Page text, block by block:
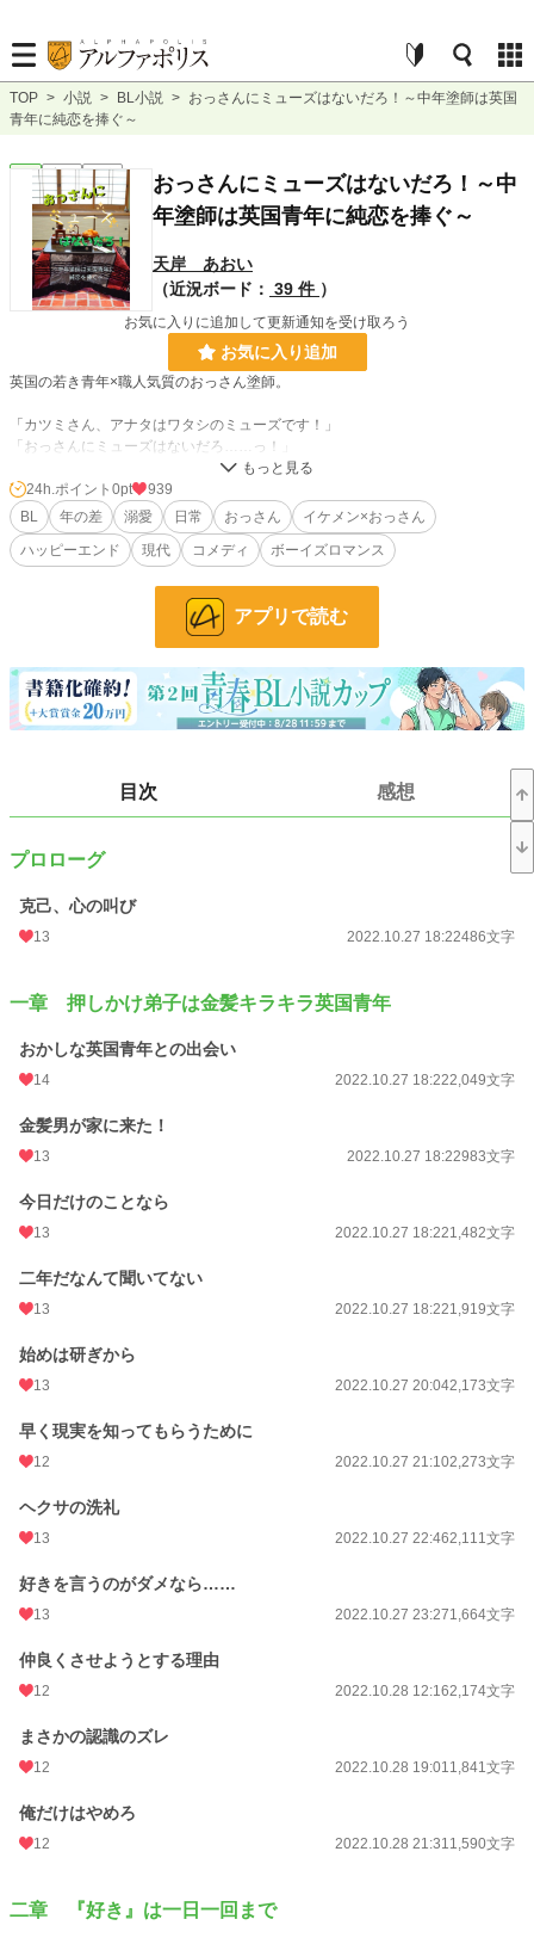
TOP > 小説 > BL小説 > おっさんにミューズはないだろ！～中年塗師は英国
青年に純恋を捧ぐ～
BL 完結 長編
おっさんにミューズはないだろ！～中
年塗師は英国青年に純恋を捧ぐ～
天岸 あおい
（近況ボード： 39 件 ）
お気に入りに追加して更新通知を受け取ろう
お気に入り追加
英国の若き青年×職人気質のおっさん塗師。
「カツミさん、アナタはワタシのミューズです！」
「おっさんにミューズはないだろ……っ！」
愛などいらぬ！が信条の中年塗師が英国青年と出会って仲を深めていくコメディ
BL。男前おっさん×伝統工芸×田舎ライフ物語。
第10回BL小説大賞エントリー作品。よろしくお願い致します！
228,629 位 / 228,629 件
31,395 位 / 31,395 件
お気に入り 59
24h.ポイント 0 pt
更新日時 2022.11.29 21:30
初回公開日時 2022.10.27 18:22
初回完結日時 2022.11.29 22:33
週間ポイント
24h.ポイント 0pt
939
BL
年の差 溺愛 日常 おっさん
イケメン×おっさん
ハッピーエンド
現代 コメディ ボーイズロマンス
アプリで読む
目次 感想
プロローグ
克己、心の叫び
13 2022.10.27 18:22486文字
一章 押しかけ弟子は金髪キラキラ英国青年
おかしな英国青年との出会い
14 2022.10.27 18:222,049文字
金髪男が家に来た！
13 2022.10.27 18:22983文字
今日だけのことなら
13 2022.10.27 18:221,482文字
二年だなんて聞いてない
13 2022.10.27 18:221,919文字
始めは研ぎから
13 2022.10.27 20:042,173文字
早く現実を知ってもらうために
12 2022.10.27 21:102,273文字
ヘクサの洗礼
13 2022.10.27 22:462,111文字
好きを言うのがダメなら……
13 2022.10.27 23:271,664文字
仲良くさせようとする理由
12 2022.10.28 12:162,174文字
まさかの認識のズレ
12 2022.10.28 19:011,841文字
俺だけはやめろ
12 2022.10.28 21:311,590文字
二章 『好き』は一日一回まで